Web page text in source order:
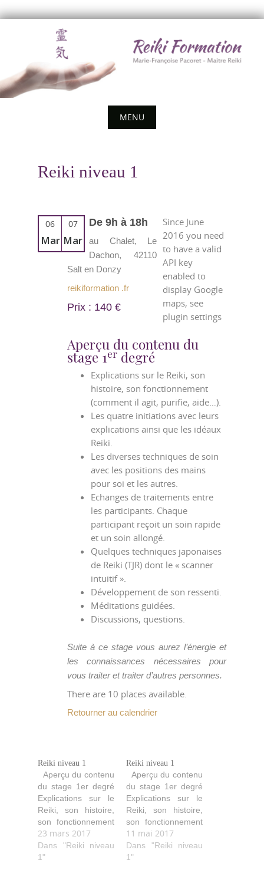
MENU
Reiki niveau 1
06
Mar
07
Mar
Since June
2016 you need
to have a valid
API key
enabled to
display Google
maps, see
plugin settings
De 9h à 18h
au Chalet, Le
Dachon, 42110
Salt en Donzy
reikiformation .fr
Prix : 140 €
Aperçu du contenu du
stage 1er degré
Explications sur le Reiki, son
histoire, son fonctionnement
(comment il agit, purifie, aide…).
Les quatre initiations avec leurs
explications ainsi que les idéaux
Reiki.
Les diverses techniques de soin
avec les positions des mains
pour soi et les autres.
Echanges de traitements entre
les participants. Chaque
participant reçoit un soin rapide
et un soin allongé.
Quelques techniques japonaises
de Reiki (TJR) dont le « scanner
intuitif ».
Développement de son ressenti.
Méditations guidées.
Discussions, questions.
Suite à ce stage vous aurez l’énergie et
les connaissances nécessaires pour
vous traiter et traiter d’autres personnes.
There are 10 places available.
Retourner au calendrier
Reiki niveau 1
Aperçu du contenu
du stage 1er degré
Explications sur le
Reiki, son histoire,
son fonctionnement
(comment il agit,
purifie, aide…). Les
quatre initiations
23 mars 2017
Dans "Reiki niveau
1"
Reiki niveau 1
Aperçu du contenu
du stage 1er degré
Explications sur le
Reiki, son histoire,
son fonctionnement
(comment il agit,
purifie, aide…). Les
quatre initiations
11 mai 2017
Dans "Reiki niveau
1"